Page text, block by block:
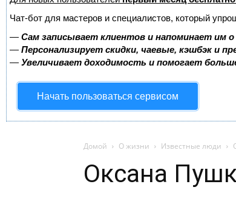
Чат-бот для мастеров и специалистов, который
— Сам записывает клиентов и напоминает им
— Персонализирует скидки, чаевые, кэшбэк и
— Увеличивает доходимость и помогает
Начать пользоваться сервисом
Домой О жизни Известные люди
Оксана